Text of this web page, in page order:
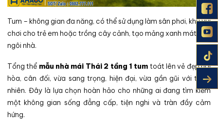
Tum – không gian đa năng, có thể sử dụng làm sân phơi, khu vui
chơi cho trẻ em hoặc trồng cây cảnh, tạo mảng xanh mát cho
ngôi nhà.
Tổng thể mẫu nhà mái Thái 2 tầng 1 tum toát lên vẻ đẹp hài
hòa, cân đối, vừa sang trọng, hiện đại, vừa gần gũi với thiên
nhiên. Đây là lựa chọn hoàn hảo cho những ai đang tìm kiếm
một không gian sống đẳng cấp, tiện nghi và tràn đầy cảm
hứng.